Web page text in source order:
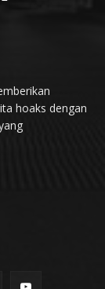
hoaks dengan